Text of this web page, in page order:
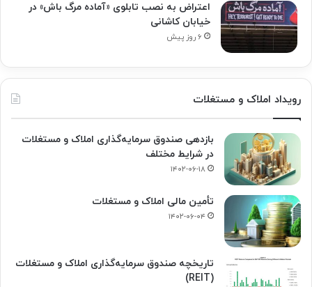
اعتراض به نصب تابلوی «آماده مرگ باش» در
خیابان کاشانی
۶ روز پیش
رویداد املاک و مستغلات
بازدهی صندوق سرمایه‌گذاری املاک و مستغلات
در شرایط مختلف
۱۴۰۲-۰۶-۱۸
تأمین مالی املاک و مستغلات
۱۴۰۲-۰۶-۰۴
تاریخچه صندوق سرمایه‌گذاری املاک و مستغلات
(REIT)